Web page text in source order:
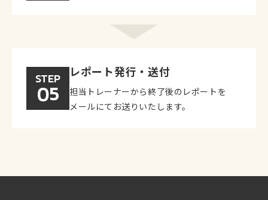
STEP
05
レポート発行・送付
担当トレーナーから終了後のレポートを
メールにてお送りいたします。